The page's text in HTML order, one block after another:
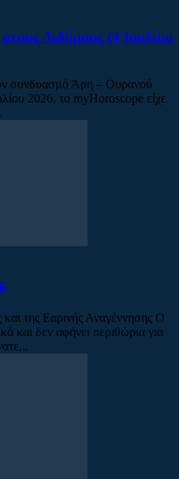
Διδύμους (4 Ιουλίου
συνδυασμό Άρη – Ουρανού
2026, το myHoroscope είχε
της Εαρινής Αναγέννησης Ο
και δεν αφήνει περιθώρια για